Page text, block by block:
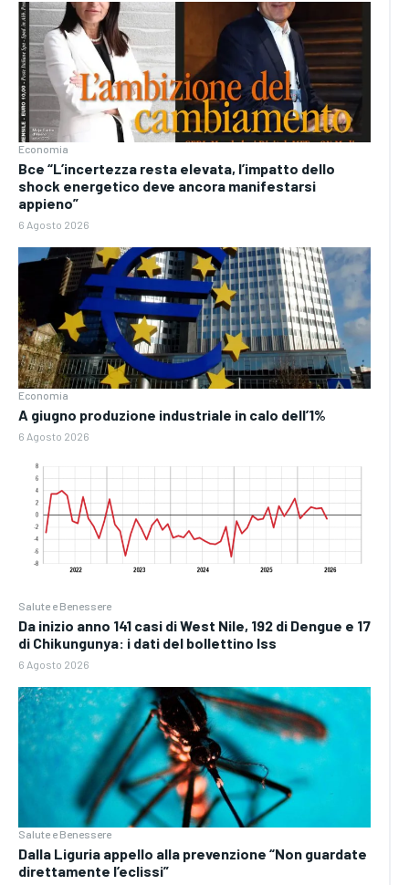
Economia
Bce “L’incertezza resta elevata, l’impatto dello
shock energetico deve ancora manifestarsi
appieno”
6 Agosto 2026
Economia
A giugno produzione industriale in calo dell’1%
6 Agosto 2026
Salute e Benessere
Da inizio anno 141 casi di West Nile, 192 di Dengue e 17
di Chikungunya: i dati del bollettino Iss
6 Agosto 2026
Salute e Benessere
Dalla Liguria appello alla prevenzione “Non guardate
direttamente l’eclissi”